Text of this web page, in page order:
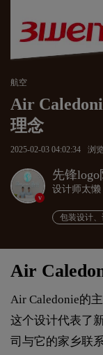
航空
Air
理念
2025-02-03 04:02:34 浏
v
先锋logo
设计师太
包装设计
Air
Air Caledonie的
这个设计代表了
司与它的家乡联